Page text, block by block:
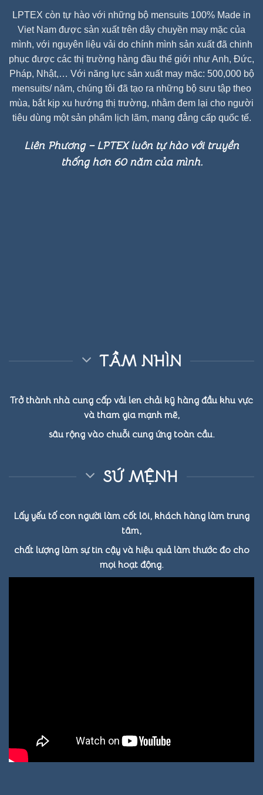
LPTEX còn tự hào với những bộ mensuits 100% Made in
Viet Nam được sản xuất trên dây chuyền may mặc của
mình, với nguyên liệu vải do chính mình sản xuất đã chinh
phục được các thị trường hàng đầu thế giới như Anh, Đức,
Pháp, Nhật,… Với năng lực sản xuất may mặc: 500,000 bộ
mensuits/ năm, chúng tôi đã tạo ra những bộ sưu tập theo
mùa, bắt kịp xu hướng thị trường, nhằm đem lại cho người
tiêu dùng một sản phẩm lịch lãm, mang đẳng cấp quốc tế.
Liên Phương – LPTEX luôn tự hào với truyền
thống hơn 60 năm của mình.
TẦM NHÌN
Trở thành nhà cung cấp vải len chải kỹ hàng đầu khu vực
và tham gia mạnh mẽ,
sâu rộng vào chuỗi cung ứng toàn cầu.
SỨ MỆNH
Lấy yếu tố con người làm cốt lõi, khách hàng làm trung
tâm,
chất lượng làm sự tin cậy và hiệu quả làm thước đo cho
mọi hoạt động.